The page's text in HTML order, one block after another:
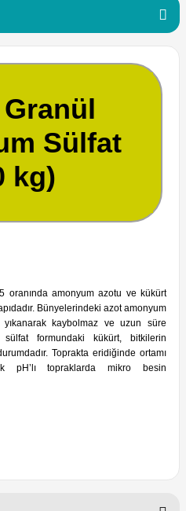
Sülfat
kg)
oranında amonyum azotu ve kükürt
Bünyelerindeki azot amonyum
kaybolmaz ve uzun süre
formundaki kükürt, bitkilerin
Toprakta eridiğinde ortamı
pH’lı topraklarda mikro besin